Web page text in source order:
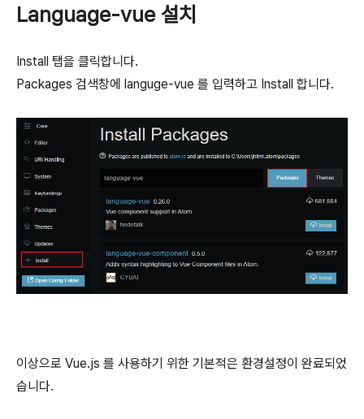
Language-vue 설치
Install 탭을 클릭합니다.
Packages 검색창에 languge-vue 를 입력하고 Install 합니다.
이상으로 Vue.js 를 사용하기 위한 기본적은 환경설정이 완료되었
습니다.